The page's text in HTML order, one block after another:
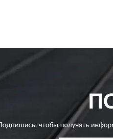
Подпишись, чтобы получать